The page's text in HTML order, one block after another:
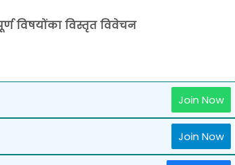
विषयोंका विस्तृत विवेचन
Join Now
Join Now